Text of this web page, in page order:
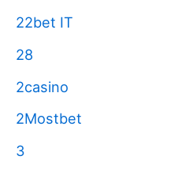
22bet IT
28
2casino
2Mostbet
3